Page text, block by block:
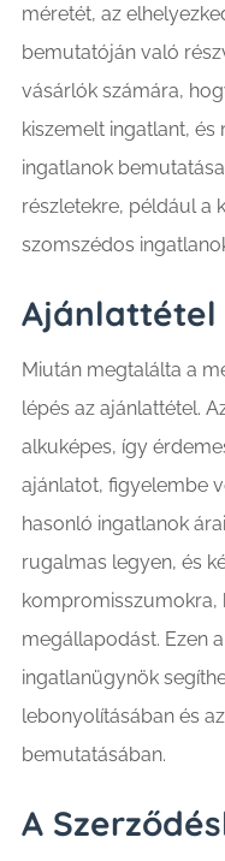
méretét, az
bemutatóján való
vásárlók számára,
kiszemelt ingatlant, és
ingatlanok
részletekre, például a
szomszédos
Ajánlattétel
Miután megtalálta a
lépés az ajánlattétel.
alkuképes, így
ajánlatot, figyelembe
hasonló ingatlanok
rugalmas legyen, és
megállapodást. Ezen
ingatlanügynök
lebonyolításában és
bemutatásában.
A